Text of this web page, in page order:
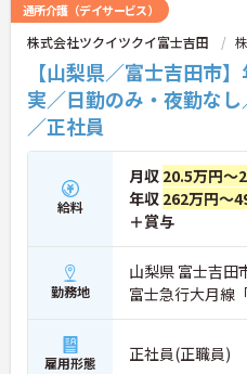
通所介護（デイサービス）
株式会社ツクイツクイ富士吉田
【山梨県／富士吉田市
実／日勤のみ・夜勤な
／正社員
給料
月収 20.5万円～
年収 262万円～
＋賞与
勤務地
山梨県 富士吉田
富士急行大月線
雇用形態 正社員(正職員)